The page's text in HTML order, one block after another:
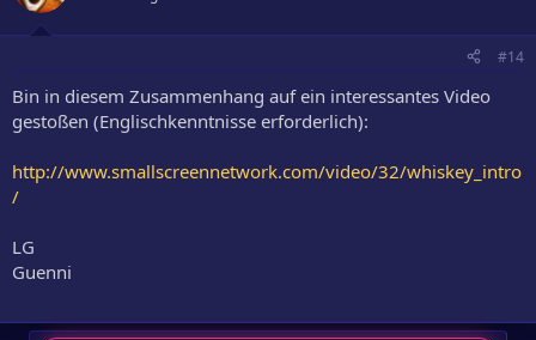
#14
Bin in diesem Zusammenhang auf ein interessantes Video
gestoßen (Englischkenntnisse erforderlich):
http://www.smallscreennetwork.com/video/32/whiskey_intro
/
LG
Guenni